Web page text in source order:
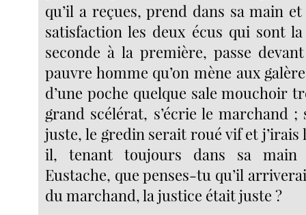
qu’il a reçues, prend dans sa main
satisfaction les deux écus qui sont
seconde à la première, passe
pauvre homme qu’on mène aux
d’une poche quelque sale mouchoir
grand scélérat, s’écrie le marchand
juste, le gredin serait roué vif et
il, tenant toujours dans sa main
Eustache, que penses-tu qu’il
du marchand, la justice était juste ?